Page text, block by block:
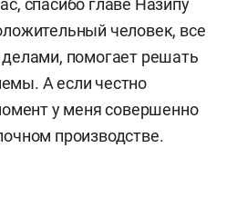
человек, все
делами, помогает решать
А если честно
у меня совершенно
производстве.